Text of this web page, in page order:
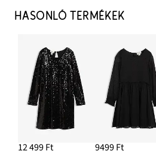
HASONLÓ TERMÉKEK
12 499 Ft 9499 Ft